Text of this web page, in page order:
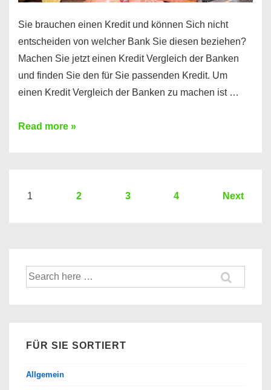
Sie brauchen einen Kredit und können Sich nicht
entscheiden von welcher Bank Sie diesen beziehen?
Machen Sie jetzt einen Kredit Vergleich der Banken
und finden Sie den für Sie passenden Kredit. Um
einen Kredit Vergleich der Banken zu machen ist …
Sie
Hier
Banken
Read more »
Seitennummerierung
1 2 3 4 Next
Suche
nach:
FÜR SIE SORTIERT
Allgemein